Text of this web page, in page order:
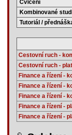
Cvičení
Kombinované
Tutoriál /
Cestovní ruch -
Cestovní ruch -
Finance a řízení -
Finance a řízení -
Finance a řízení -
Finance a řízení -
Finance a řízení -